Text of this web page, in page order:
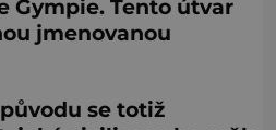
Gympie. Tento útvar
jmenovanou
se totiž